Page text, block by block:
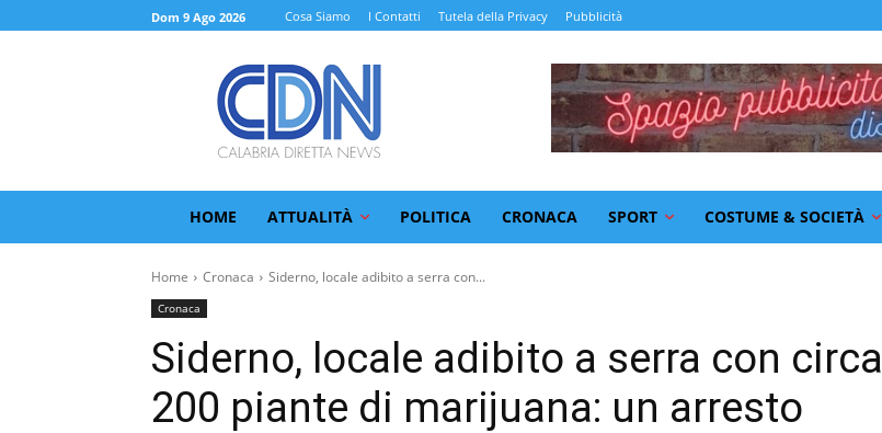
Dom 9 Ago 2026 Cosa Siamo I Contatti Tutela della Privacy Pubblicità
HOME ATTUALITÀ POLITICA CRONACA SPORT COSTUME & SOCIETÀ
Home Cronaca Siderno, locale adibito a serra con...
Cronaca
Siderno, locale adibito a serra con circa
200 piante di marijuana: un arresto